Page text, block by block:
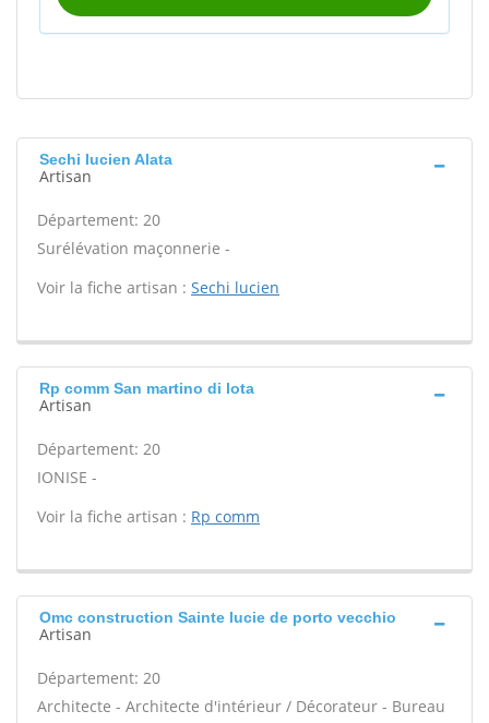
Sechi lucien Alata
Artisan
Département: 20
Surélévation maçonnerie -
Voir la fiche artisan : Sechi lucien
Rp comm San martino di lota
Artisan
Département: 20
IONISE -
Voir la fiche artisan : Rp comm
Omc construction Sainte lucie de porto vecchio
Artisan
Département: 20
Architecte - Architecte d'intérieur / Décorateur - Bureau